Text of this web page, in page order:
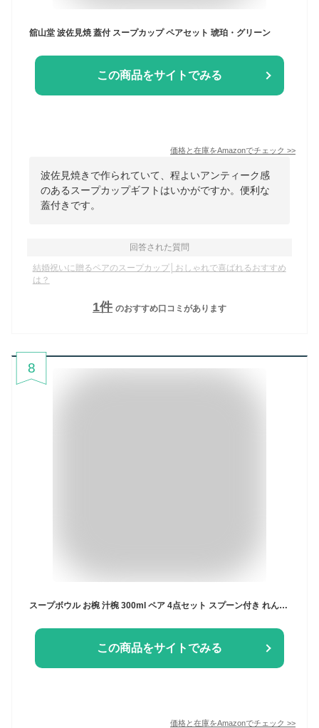
舘山堂 波佐見焼 蓋付 スープカップ ペアセット 琥珀・グリーン
この商品をサイトでみる
価格と在庫をAmazonでチェック >>
波佐見焼きで作られていて、程よいアンティーク感
のあるスープカップギフトはいかがですか。便利な
蓋付きです。
回答された質問
結婚祝いに贈るペアのスープカップ│おしゃれで喜ばれるおすすめ
は？
1件 のおすすめ口コミがあります
8
この商品をサイトでみる
価格と在庫をAmazonでチェック >>